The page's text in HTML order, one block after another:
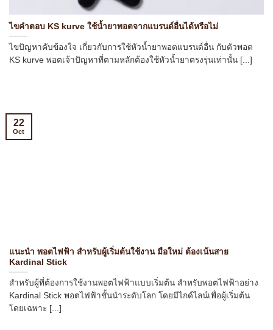
ไขคำตอบ KS kurve ใช้น้ำยาพอตจากแบรนด์อื่นได้หรือไม่
ไขปัญหาคับข้องใจ เกี่ยวกับการใช้หัวน้ำยาพอตแบรนด์อื่น กับตัวพอต
KS kurve พอตเจ้าปัญหาที่ตามหลักต้องใช้หัวน้ำยาตรงรุ่นเท่านั้น [...]
แนะนำ พอตไฟฟ้า สำหรับผู้เริ่มต้นใช้งาน มือใหม่ ต้องเน้นสาย
Kardinal Stick
สำหรับผู้ที่ต้องการใช้งานพอตไฟฟ้าแบบเริ่มต้น สำหรับพอตไฟฟ้าอย่าง
Kardinal Stick พอตไฟฟ้าชั้นนำระดับโลก โดยมีไกด์ไลน์เพื่อผู้เริ่มต้น
โดยเฉพาะ [...]
22
Oct